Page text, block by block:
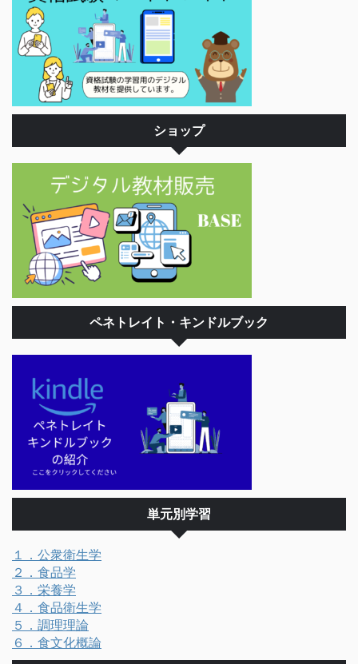
ショップ
ペネトレイト・キンドルブック
単元別学習
１．公衆衛生学
２．食品学
３．栄養学
４．食品衛生学
５．調理理論
６．食文化概論